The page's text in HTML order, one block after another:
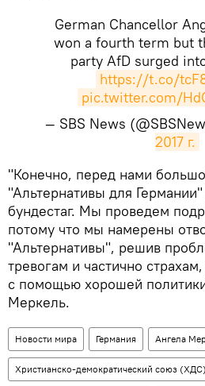
German Chancellor
won a fourth term but
party AfD surged
https://t.co/
pic.twitter.com/
— SBS News
2017 г.
​"Конечно, перед нами
"Альтернативы для
бундестаг. Мы проведем
потому что мы намерены
"Альтернативы", решив
тревогам и частично
с помощью хорошей
Меркель.
Новости мира Германия Ангела
Христианско-демократический союз (ХДС)